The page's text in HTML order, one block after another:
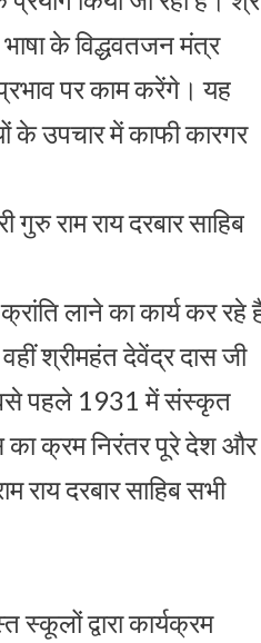
के विद्धवतजन मंत्र
पर काम करेंगे। यह
के उपचार में काफी कारगर
राम राय दरबार साहिब
लाने का कार्य कर रहे
श्रीमहंत देवेंद्र दास जी
सबसे पहले 1931 में संस्कृत
का क्रम निरंतर पूरे देश और
राय दरबार साहिब सभी
स्कूलों द्वारा कार्यक्रम